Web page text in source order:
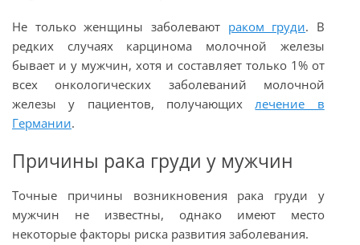
Не только женщины заболевают раком груди. В
редких случаях карцинома молочной железы
бывает и у мужчин, хотя и составляет только 1% от
всех онкологических заболеваний молочной
железы у пациентов, получающих лечение в
Германии.
Причины рака груди у мужчин
Точные причины возникновения рака груди у
мужчин не известны, однако имеют место
некоторые факторы риска развития заболевания.